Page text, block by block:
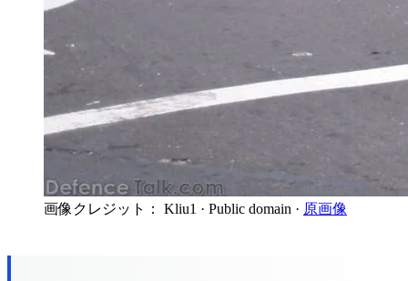
画像クレジット： Kliu1 · Public domain · 原画像